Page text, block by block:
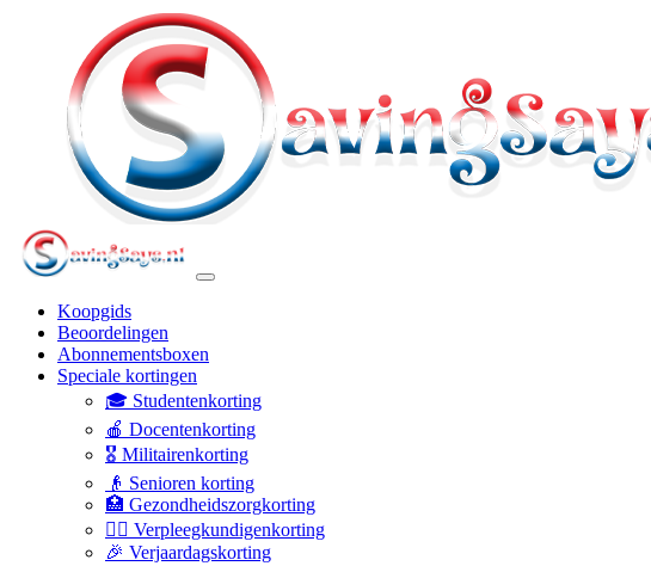
Koopgids
Beoordelingen
Abonnementsboxen
Speciale kortingen
🎓 Studentenkorting
🍎 Docentenkorting
🎖️ Militairenkorting
👴 Senioren korting
🏥 Gezondheidszorgkorting
👩‍⚕️ Verpleegkundigenkorting
🎉 Verjaardagskorting